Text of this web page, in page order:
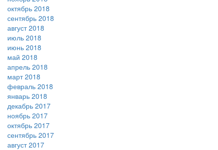
октябрь 2018
сентябрь 2018
август 2018
июль 2018
июнь 2018
май 2018
апрель 2018
март 2018
февраль 2018
январь 2018
декабрь 2017
ноябрь 2017
октябрь 2017
сентябрь 2017
август 2017